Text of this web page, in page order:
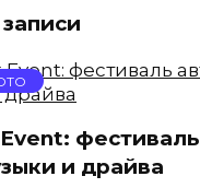
фестиваль
и драйва